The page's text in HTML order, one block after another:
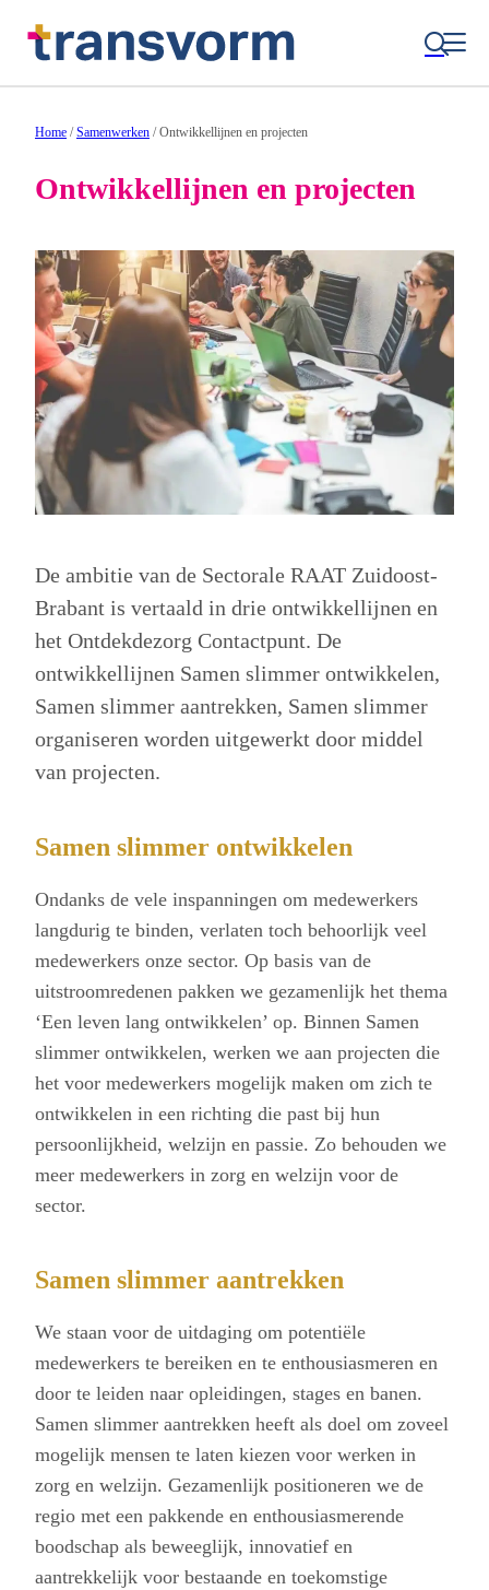
Home /Samenwerken /Ontwikkellijnen en projecten
Ontwikkellijnen en projecten
De ambitie van de Sectorale RAAT Zuidoost-
Brabant is vertaald in drie ontwikkellijnen en
het Ontdekdezorg Contactpunt. De
ontwikkellijnen Samen slimmer ontwikkelen,
Samen slimmer aantrekken, Samen slimmer
organiseren worden uitgewerkt door middel
van projecten.
Samen slimmer ontwikkelen
Ondanks de vele inspanningen om medewerkers
langdurig te binden, verlaten toch behoorlijk veel
medewerkers onze sector. Op basis van de
uitstroomredenen pakken we gezamenlijk het thema
‘Een leven lang ontwikkelen’ op. Binnen Samen
slimmer ontwikkelen, werken we aan projecten die
het voor medewerkers mogelijk maken om zich te
ontwikkelen in een richting die past bij hun
persoonlijkheid, welzijn en passie. Zo behouden we
meer medewerkers in zorg en welzijn voor de
sector.
Samen slimmer aantrekken
We staan voor de uitdaging om potentiële
medewerkers te bereiken en te enthousiasmeren en
door te leiden naar opleidingen, stages en banen.
Samen slimmer aantrekken heeft als doel om zoveel
mogelijk mensen te laten kiezen voor werken in
zorg en welzijn. Gezamenlijk positioneren we de
regio met een pakkende en enthousiasmerende
boodschap als beweeglijk, innovatief en
aantrekkelijk voor bestaande en toekomstige